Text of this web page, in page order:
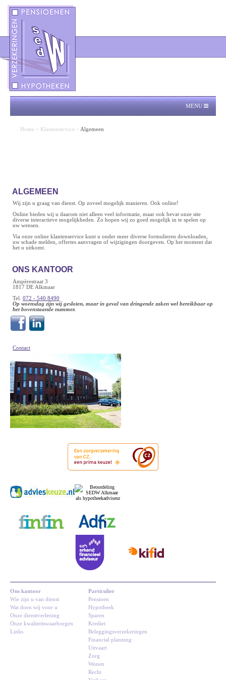
MENU
Home > Klantenservice > Algemeen
ALGEMEEN
Wij zijn u graag van dienst. Op zoveel mogelijk manieren. Ook online!
Online bieden wij u daarom niet alleen veel informatie, maar ook bevat onze site
diverse interactieve mogelijkheden. Zo hopen wij zo goed mogelijk in te spelen op
uw wensen.
Via onze online klantenservice kunt u onder meer diverse formulieren downloaden,
uw schade melden, offertes aanvragen of wijzigingen doorgeven. Op het moment dat
het u uitkomt.
ONS KANTOOR
Ampèrestraat 3
1817 DE Alkmaar
Tel. 072 - 540 8490
Op woensdag zijn wij gesloten, maar in geval van dringende zaken wel bereikbaar op
het bovenstaande nummer.
Contact
Ons kantoor
Wie zijn u van dienst
Wat doen wij voor u
Onze dienstverlening
Onze kwaliteitswaarborgen
Links
Particulier
Pensioen
Hypotheek
Sparen
Krediet
Beleggingsverzekeringen
Financial planning
Uitvaart
Zorg
Wonen
Recht